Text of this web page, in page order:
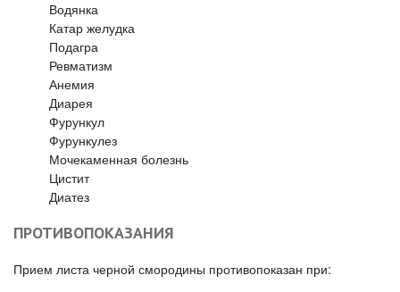
Водянка
Катар желудка
Подагра
Ревматизм
Анемия
Диарея
Фурункул
Фурункулез
Мочекаменная болезнь
Цистит
Диатез
ПРОТИВОПОКАЗАНИЯ
Прием листа черной смородины противопоказан при: